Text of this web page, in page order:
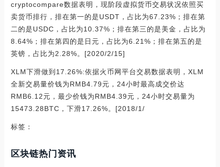
cryptocompare数据表明，现阶段虚拟货币交易状况依照买
卖货币排行，排在第一的是USDT，占比为67.23%；排在第
二的是USDC，占比为10.37%；排在第三的是美金，占比为
8.64%；排在第四的是日元，占比为6.21%；排在第五的是
英镑，占比为2.28%。[2020/2/15]
XLM下滑做到17.26%:依据火币网平台交易数据表明，XLM
全新交易量价钱为RMB4.79元，24小时最高成交价达
RMB6.12元，最少价钱为RMB4.39元，24小时交易量为
15473.28BTC，下滑17.26%。[2018/1/
标签：
区块链热门资讯